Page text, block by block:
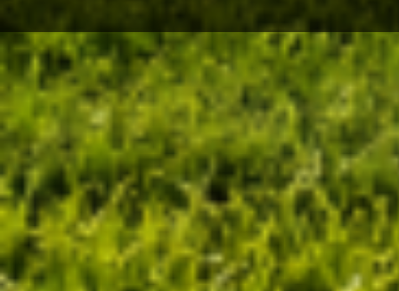
Bezoekers:
WINNAAR
CALCULATOR OUD
GAZON VERVANGEN
Bereken direct uw prijs inclusief25% winnaar